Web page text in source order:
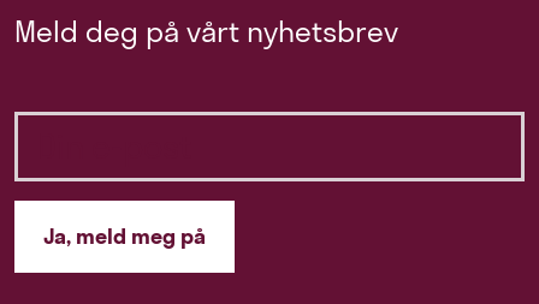
Meld deg på vårt nyhetsbrev